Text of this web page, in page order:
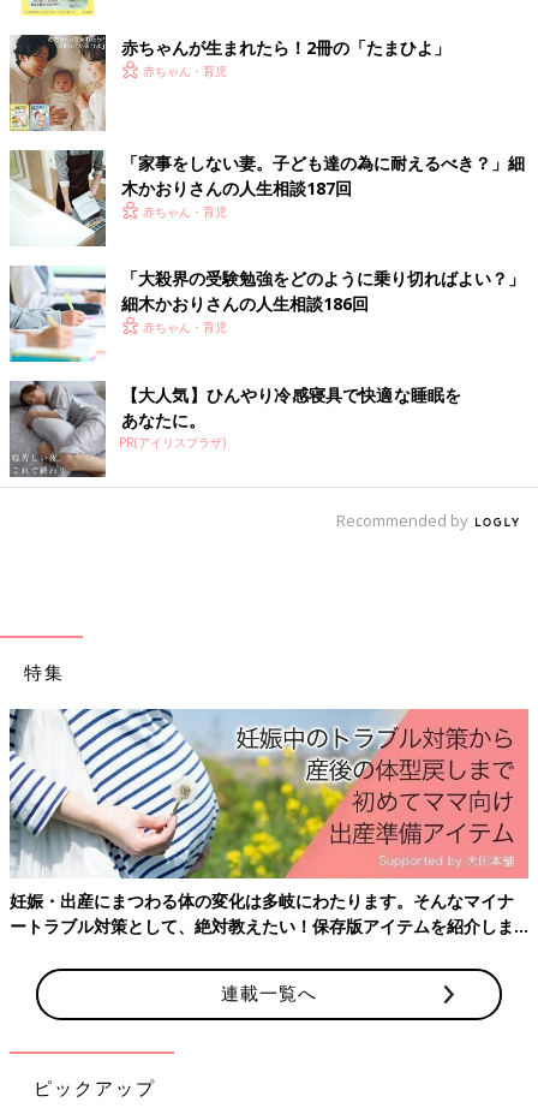
代に、六星占術がどのように活かせるのかを伝えている。著書に
『六星占術によるあなたの運命』『母・細木数子から受け継いだ
幸福論 あなたが幸せになれない理由』『驚くほど人間関係が好
転する！六星占術』、ほかに母・数子との共著で『新版 幸せに
なるための先祖の祀り方』『六星占術による あなたの宿命』が
初の冠番組を持ち、大きな反響を得る。個人鑑定の申し込みなど
は公式ホームページofficehosoki.comに掲載。日々の活動を
スタグラム（kaori_hosoki_official）
などをYouTube「細木かおりチャンネル」にて配信。
細木かおり先生への相談を募集します！
ご自身のこと、子育てのこと、パートナーとのこと、ママ友との
こと、仕事のことなど、たまひよ読者皆さんの様々な悩みに対し
て、【六星占術】をもとに細木かおり先生からアドバイスをいた
だけます。いただいた相談内容から先生が選んだお悩みにアドバ
イスをいただき、たまひよの記事として公開される予定です。
※すべてのお悩みにお答えすることはできませんのでご了承くだ
談】子育て、恋愛、
夫婦関係…人気の人
生相談をもう一度！
木かおりさんの人生相
談102回
赤ちゃんが生まれたら！2冊の「たまひよ」
赤ちゃん・育児
「家事をしない妻。子ども達の為に耐えるべき？」細
木かおりさんの人生相談187回
赤ちゃん・育児
「大殺界の受験勉強をどのように乗り切ればよい？」
細木かおりさんの人生相談186回
赤ちゃん・育児
【大人気】ひんやり冷感寝具で快適な睡眠を
あなたに。
PR(アイリスプラザ)
Recommended by
特集
妊娠・出産にまつわる体の変化は多岐にわたります。そんなマイナ
ートラブル対策として、絶対教えたい！保存版アイテムを紹介しま
連載一覧へ
ピックアップ